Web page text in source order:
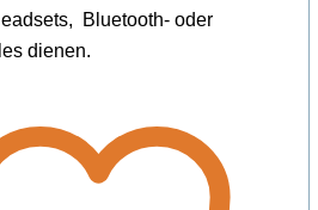
Bluetooth- oder
dienen.